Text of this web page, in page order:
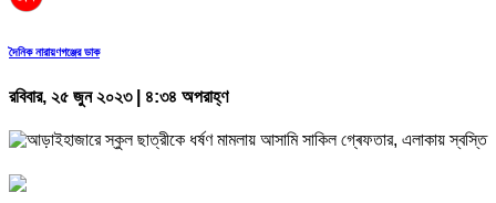
দৈনিক নারায়ণগঞ্জের ডাক
রবিবার, ২৫ জুন ২০২৩ | ৪:৩৪ অপরাহ্ণ